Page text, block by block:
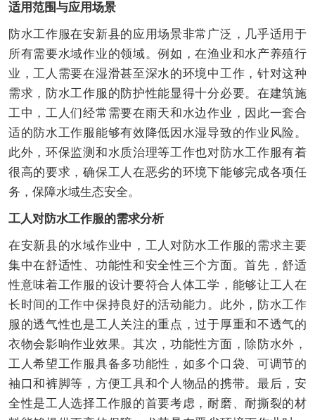
适用范围与应用场景
防水工作服在安新县的应用场景非常广泛，几乎适用于
所有需要水域作业的领域。例如，在渔业和水产养殖行
业，工人需要在湿滑甚至深水的环境中工作，针对这种
需求，防水工作服的防护性能显得十分必要。在建筑施
工中，工人们经常需要在雨天和水边作业，因此一套合
适的防水工作服能够有效降低因水湿导致的作业风险。
此外，环保监测和水质治理等工作也对防水工作服有着
很高的要求，确保工人在恶劣的环境下能够完成各项任
务，保障水域生态安全。
工人对防水工作服的需求分析
在安新县的水域作业中，工人对防水工作服的需求主要
集中在舒适性、功能性和安全性三个方面。首先，舒适
性意味着工作服的设计要符合人体工学，能够让工人在
长时间的工作中保持良好的活动能力。此外，防水工作
服的透气性也是工人关注的重点，过于厚重和不透气的
衣物会影响作业效果。其次，功能性方面，除防水外，
工人希望工作服具备多功能性，如多个口袋、可调节的
袖口和裤脚等，方便工具和个人物品的携带。最后，安
全性是工人选择工作服的首要考虑，耐磨、耐撕裂的材